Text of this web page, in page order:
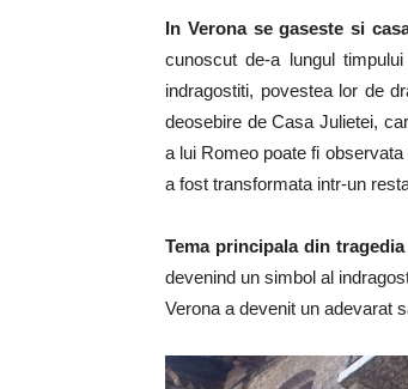
In Verona se gaseste si
cunoscut de-a lungul
indragostiti, povestea lor de
deosebire de Casa Julietei,
a lui Romeo poate fi
a fost transformata intr-un
Tema principala din
devenind un simbol al
Verona a devenit un adevarat